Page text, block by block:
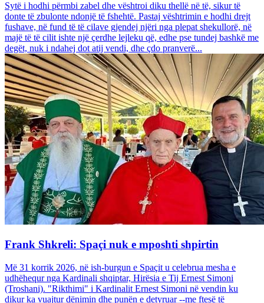
Sytë i hodhi përmbi zabel dhe vështroi diku thellë në të, sikur të
donte të zbulonte ndonjë të fshehtë. Pastaj vështrimin e hodhi drejt
fushave, në fund të të cilave gjendej njëri nga plepat shekullorë, në
majë të të cilit ishte një çerdhe lejleku që, edhe pse tundej bashkë me
degët, nuk i ndahej dot atij vendi, dhe çdo pranverë...
Frank Shkreli: Spaçi nuk e mposhti shpirtin
Më 31 korrik 2026, në ish-burgun e Spaçit u celebrua mesha e
udhëhequr nga Kardinali shqiptar, Hirësia e Tij Ernest Simoni
(Troshani). "Rikthimi" i Kardinalit Ernest Simoni në vendin ku
dikur ka vuajtur dënimin dhe punën e detyruar --me ftesë të